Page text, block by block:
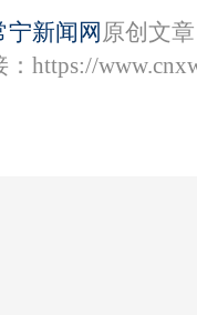
宁新闻网 原创文
https://